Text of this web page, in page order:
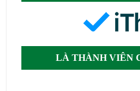
LÀ THÀNH VIÊN